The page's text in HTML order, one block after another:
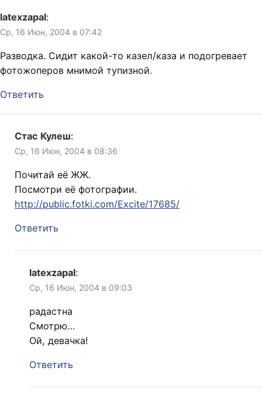
latexzapal:
Ср, 16 Июн, 2004 в 07:42
Разводка. Сидит какой-то казел/каза и подогревает
фотожоперов мнимой тупизной.
Ответить
Стас Кулеш:
Ср, 16 Июн, 2004 в 08:36
Почитай её ЖЖ.
Посмотри её фотографии.
http://public.fotki.com/Excite/17685/
Ответить
latexzapal:
Ср, 16 Июн, 2004 в 09:03
радастна
Смотрю…
Ой, девачка!
Ответить